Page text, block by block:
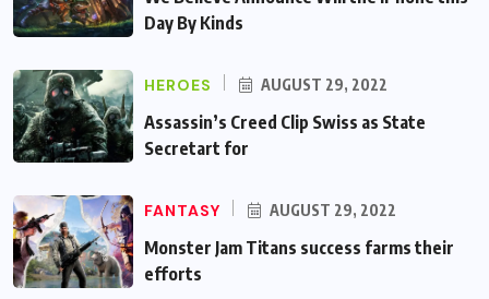
Day By Kinds
HEROES AUGUST 29, 2022
Assassin’s Creed Clip Swiss as State
Secretart for
FANTASY AUGUST 29, 2022
Monster Jam Titans success farms their
efforts